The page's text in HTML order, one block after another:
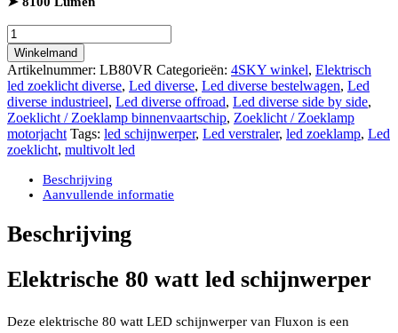
Fluxon
Elektrische
80
watt
LED
schijnwerper
12V/24V
8100
lumen
(raw
lumen)
Winkelmand
Artikelnummer: LB80VR Categorieën: 4SKY winkel, Elektrisch
led zoeklicht diverse, Led diverse, Led diverse bestelwagen, Led
diverse industrieel, Led diverse offroad, Led diverse side by side,
Zoeklicht / Zoeklamp binnenvaartschip, Zoeklicht / Zoeklamp
motorjacht Tags: led schijnwerper, Led verstraler, led zoeklamp, Led
zoeklicht, multivolt led
Beschrijving
Aanvullende informatie
Beschrijving
Elektrische 80 watt led schijnwerper
Deze elektrische 80 watt LED schijnwerper van Fluxon is een